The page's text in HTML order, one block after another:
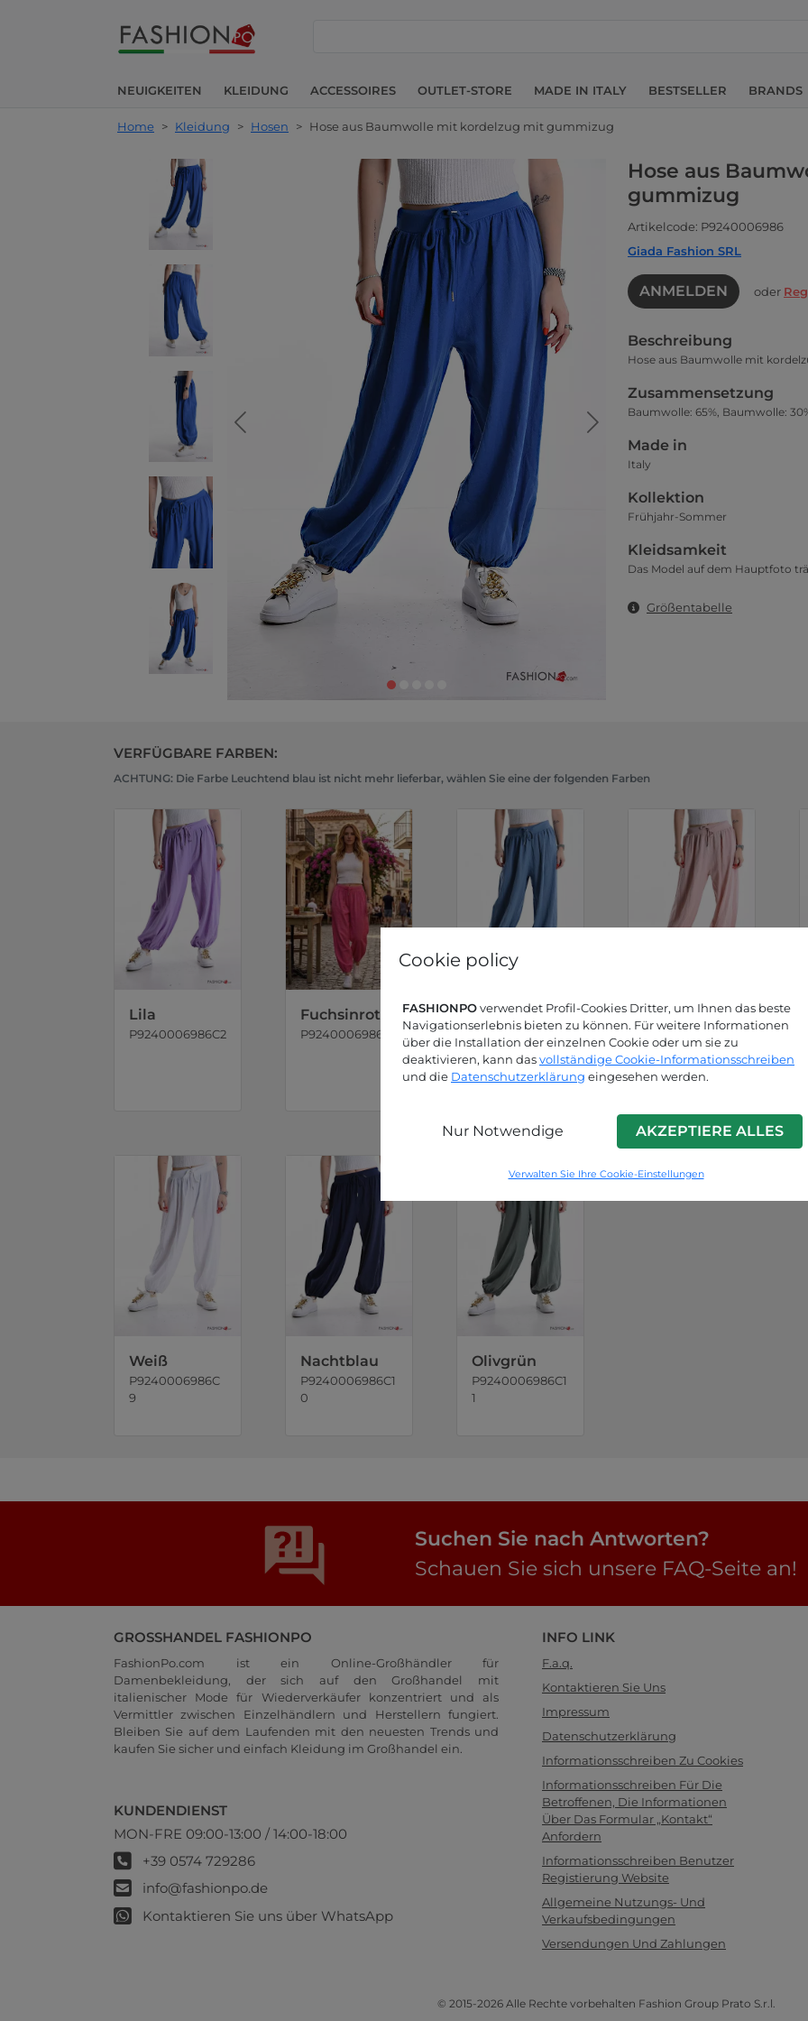
Cookie policy
FASHIONPOverwendet Profil-Cookies Dritter, um Ihnen das beste
Navigationserlebnis bieten zu können. Für weitere Informationen
über die Installation der einzelnen Cookie oder um sie zu
deaktivieren, kann dasvollständige Cookie-Informationsschreiben
und die Datenschutzerklärung eingesehen werden.
Nur Notwendige AKZEPTIERE ALLES
Verwalten Sie Ihre Cookie-Einstellungen
NEUIGKEITEN KLEIDUNG ACCESSOIRES OUTLET-STORE MADE IN ITALY BESTSELLER BRANDS
Home > Kleidung > Hosen > Hose aus Baumwolle mit kordelzug mit gummizug
Hose aus
gummizug
Artikelcode: P9240006986
Giada Fashion SRL
ANMELDEN oder
Beschreibung
Hose aus Baumwolle mit
Zusammensetzung
Baumwolle: 65%, Baumwolle:
Made in
Italy
Kollektion
Frühjahr-Sommer
Kleidsamkeit
Das Model auf dem Hauptfoto
Größentabelle
VERFÜGBARE FARBEN:
ACHTUNG: Die Farbe Leuchtend blau ist nicht mehr lieferbar, wählen Sie eine der folgenden Farben
Lila
P9240006986C2
Fuchsinrot
P9240006986C3
Klein blau
P9240006986C
4
Rosa
P9240006986C5
Weiß
P9240006986C
9
Nachtblau
P9240006986C1
0
Olivgrün
P9240006986C1
1
Suchen Sie nach Antworten?
Schauen Sie sich unsere FAQ-Seite an!
GROSSHANDEL FASHIONPO
FashionPo.com ist ein Online-Großhändler für
Damenbekleidung, der sich auf den Großhandel mit
italienischer Mode für Wiederverkäufer konzentriert und als
Vermittler zwischen Einzelhändlern und Herstellern fungiert.
Bleiben Sie auf dem Laufenden mit den neuesten Trends und
kaufen Sie sicher und einfach Kleidung im Großhandel ein.
KUNDENDIENST
MON-FRE 09:00-13:00 / 14:00-18:00
+39 0574 729286
info@fashionpo.de
Kontaktieren Sie uns über WhatsApp
INFO LINK
F.a.q.
Kontaktieren Sie Uns
Impressum
Datenschutzerklärung
Informationsschreiben Zu Cookies
Informationsschreiben Für Die
Betroffenen, Die Informationen
Über Das Formular „Kontakt“
Anfordern
Informationsschreiben Benutzer
Registierung Website
Allgemeine Nutzungs- Und
Verkaufsbedingungen
Versendungen Und Zahlungen
© 2015-2026 Alle Rechte vorbehalten Fashion Group Prato S.r.l.